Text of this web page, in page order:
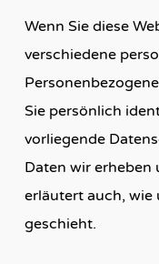
Wenn Sie diese
verschiedene
Sie persönlich
vorliegende
Daten wir erheben
erläutert auch, wie
geschieht.